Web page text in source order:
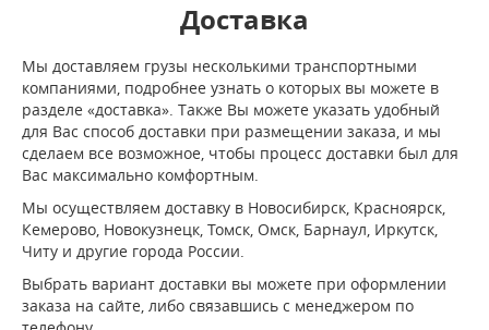
Доставка
Мы доставляем грузы несколькими транспортными
компаниями, подробнее узнать о которых вы можете в
разделе «доставка». Также Вы можете указать удобный
для Вас способ доставки при размещении заказа, и мы
сделаем все возможное, чтобы процесс доставки был для
Вас максимально комфортным.
Мы осуществляем доставку в Новосибирск, Красноярск,
Кемерово, Новокузнецк, Томск, Омск, Барнаул, Иркутск,
Читу и другие города России.
Выбрать вариант доставки вы можете при оформлении
заказа на сайте, либо связавшись с менеджером по